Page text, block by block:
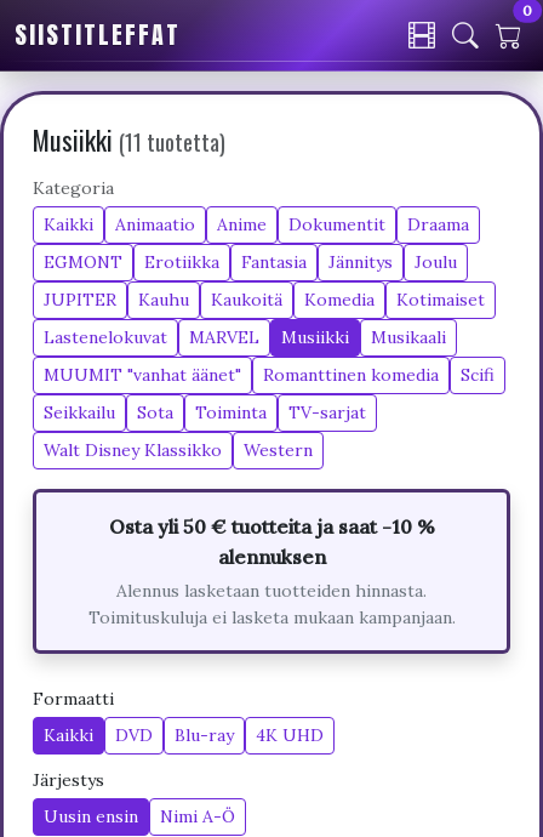
SIISTITLEFFAT
0
Musiikki (11 tuotetta)
Kategoria
Kaikki
Animaatio Anime Dokumentit
Draama
EGMONT
Erotiikka Fantasia Jännitys
Joulu
JUPITER
Kauhu Kaukoitä Komedia
Kotimaiset
Lastenelokuvat
MARVEL Musiikki
Musikaali
MUUMIT "vanhat äänet"
Romanttinen komedia
Scifi
Seikkailu
Sota Toiminta
TV-sarjat
Walt Disney Klassikko
Western
Osta yli 50 € tuotteita ja saat -10 %
alennuksen
Alennus lasketaan tuotteiden hinnasta.
Toimituskuluja ei lasketa mukaan kampanjaan.
Formaatti
Kaikki
DVD Blu-ray 4K UHD
Järjestys
Uusin ensin
Nimi A-Ö